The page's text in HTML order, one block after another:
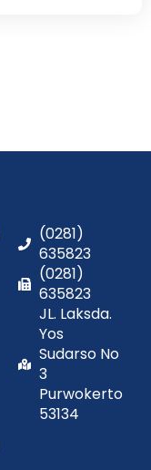
(0281)
635823
(0281)
635823
JL. Laksda.
Yos
Sudarso No
3
Purwokerto
53134